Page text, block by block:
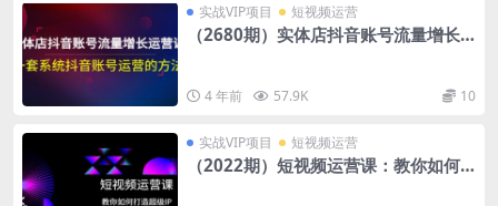
实战VIP项目 短视频运营
（2680期）实体店抖音账号流量增长
4 年前 57.9K 10
实战VIP项目 短视频运营
（2022期）短视频运营课：教你如何